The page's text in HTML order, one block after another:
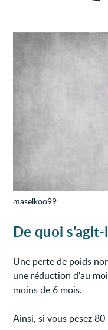
maselkoo99
De quoi s’agit-
Une perte de poids
une réduction d'au
moins de 6 mois.
Ainsi, si vous pesez 80